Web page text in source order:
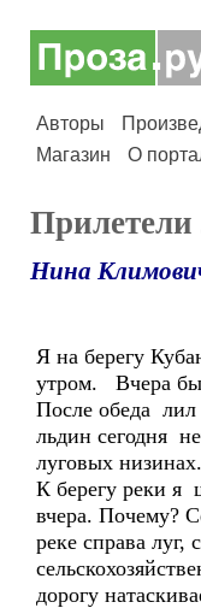
Авторы
Магазин
О
Прилетели
Нина
Я на берегу
утром. Вчера
После обеда
льдин сегодня
луговых низинах.
К берегу реки я
вчера. Почему?
реке справа
дорогу